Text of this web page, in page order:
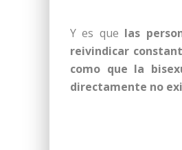
Y es que las
reivindicar
como que la
directamente no